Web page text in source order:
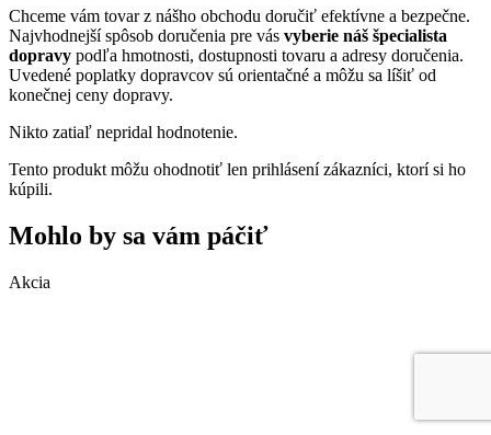
Chceme vám tovar z nášho obchodu doručiť efektívne a bezpečne.
Najvhodnejší spôsob doručenia pre vás vyberie náš špecialista
dopravy podľa hmotnosti, dostupnosti tovaru a adresy doručenia.
Uvedené poplatky dopravcov sú orientačné a môžu sa líšiť od
konečnej ceny dopravy.
Nikto zatiaľ nepridal hodnotenie.
Tento produkt môžu ohodnotiť len prihlásení zákazníci, ktorí si ho
kúpili.
Mohlo by sa vám páčiť
Akcia